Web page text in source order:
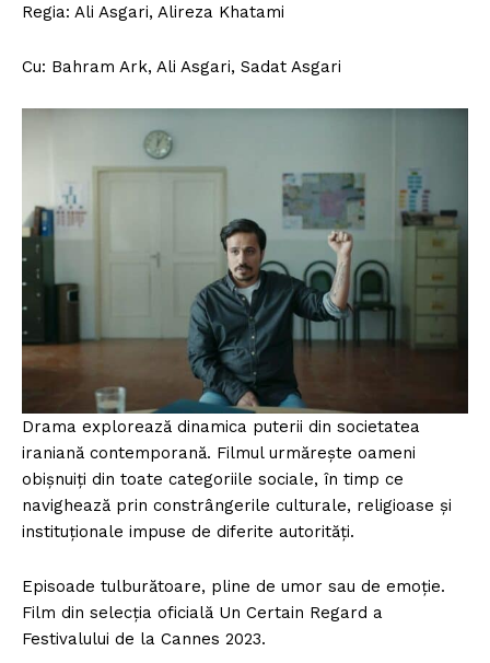
Regia: Ali Asgari, Alireza Khatami
Cu: Bahram Ark, Ali Asgari, Sadat Asgari
Drama explorează dinamica puterii din societatea
iraniană contemporană. Filmul urmărește oameni
obișnuiți din toate categoriile sociale, în timp ce
navighează prin constrângerile culturale, religioase și
instituționale impuse de diferite autorități.
Episoade tulburătoare, pline de umor sau de emoție.
Film din selecția oficială Un Certain Regard a
Festivalului de la Cannes 2023.